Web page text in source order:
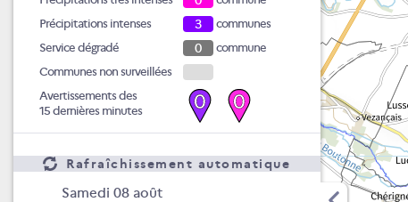
Précipitations intenses
3
communes
Service dégradé
0
commune
Communes non surveillées
Avertissements des
15 dernières minutes
0 0
Rafraîchissement automatique
Samedi 08 août